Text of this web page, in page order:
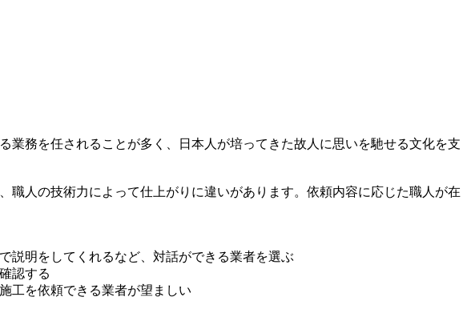
務を任されることが多く、日本人が培ってきた故人に思いを馳せる文化を支
人の技術力によって仕上がりに違いがあります。依頼内容に応じた職人が在
説明をしてくれるなど、対話ができる業者を選ぶ
認する
工を依頼できる業者が望ましい